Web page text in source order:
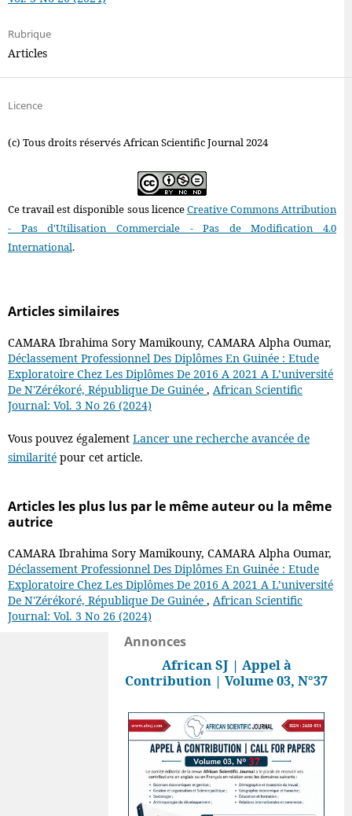
Rubrique
Articles
Licence
(c) Tous droits réservés African Scientific Journal 2024
Ce travail est disponible sous licenceCreative Commons Attribution
- Pas d'Utilisation Commerciale - Pas de Modification 4.0
International.
Articles similaires
CAMARA Ibrahima Sory Mamikouny, CAMARA Alpha Oumar,
Déclassement Professionnel Des Diplômes En Guinée : Etude
Exploratoire Chez Les Diplômes De 2016 A 2021 A L’université
De N'Zérékoré, République De Guinée , African Scientific
Journal: Vol. 3 No 26 (2024)
Vous pouvez également Lancer une recherche avancée de
similaritépour cet article.
Articles les plus lus par le même auteur ou la même
autrice
CAMARA Ibrahima Sory Mamikouny, CAMARA Alpha Oumar,
Déclassement Professionnel Des Diplômes En Guinée : Etude
Exploratoire Chez Les Diplômes De 2016 A 2021 A L’université
De N'Zérékoré, République De Guinée , African Scientific
Journal: Vol. 3 No 26 (2024)
Annonces
African SJ | Appel à
Contribution | Volume 03, N°37